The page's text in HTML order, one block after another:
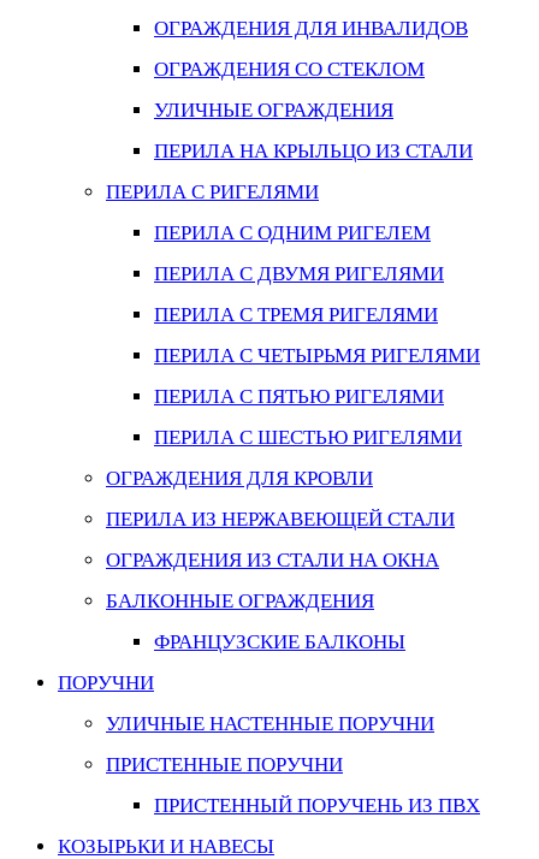
ОГРАЖДЕНИЯ ДЛЯ ИНВАЛИДОВ
ОГРАЖДЕНИЯ СО СТЕКЛОМ
УЛИЧНЫЕ ОГРАЖДЕНИЯ
ПЕРИЛА НА КРЫЛЬЦО ИЗ СТАЛИ
ПЕРИЛА С РИГЕЛЯМИ
ПЕРИЛА С ОДНИМ РИГЕЛЕМ
ПЕРИЛА С ДВУМЯ РИГЕЛЯМИ
ПЕРИЛА С ТРЕМЯ РИГЕЛЯМИ
ПЕРИЛА С ЧЕТЫРЬМЯ РИГЕЛЯМИ
ПЕРИЛА С ПЯТЬЮ РИГЕЛЯМИ
ПЕРИЛА С ШЕСТЬЮ РИГЕЛЯМИ
ОГРАЖДЕНИЯ ДЛЯ КРОВЛИ
ПЕРИЛА ИЗ НЕРЖАВЕЮЩЕЙ СТАЛИ
ОГРАЖДЕНИЯ ИЗ СТАЛИ НА ОКНА
БАЛКОННЫЕ ОГРАЖДЕНИЯ
ФРАНЦУЗСКИЕ БАЛКОНЫ
ПОРУЧНИ
УЛИЧНЫЕ НАСТЕННЫЕ ПОРУЧНИ
ПРИСТЕННЫЕ ПОРУЧНИ
ПРИСТЕННЫЙ ПОРУЧЕНЬ ИЗ ПВХ
КОЗЫРЬКИ И НАВЕСЫ